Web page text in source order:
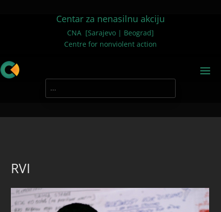
Centar za nenasilnu akciju
CNA [Sarajevo | Beograd]
Centre for nonviolent action
RVI